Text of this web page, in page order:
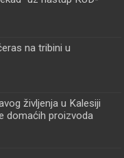
na tribini u
življenja u Kalesiji
domaćih proizvoda